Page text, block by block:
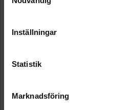
Inställningar
Statistik
Marknadsföring